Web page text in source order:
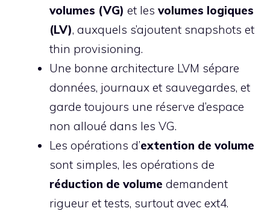
volumes (VG) et les volumes logiques
(LV), auxquels s’ajoutent snapshots et
thin provisioning.
Une bonne architecture LVM sépare
données, journaux et sauvegardes, et
garde toujours une réserve d’espace
non alloué dans les VG.
Les opérations d’extention de volume
sont simples, les opérations de
réduction de volume demandent
rigueur et tests, surtout avec ext4.